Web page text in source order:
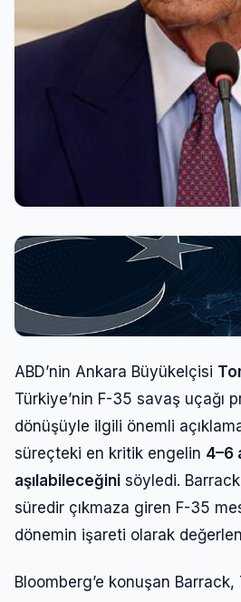
ABD’nin Ankara Büyükelçisi
Türkiye’nin F-35 savaş uçağı
dönüşüyle ilgili önemli
süreçteki en kritik engelin 4–6
aşılabileceğini söyledi.
süredir çıkmaza giren F-35
dönemin işareti olarak
Bloomberg’e konuşan Barrack,